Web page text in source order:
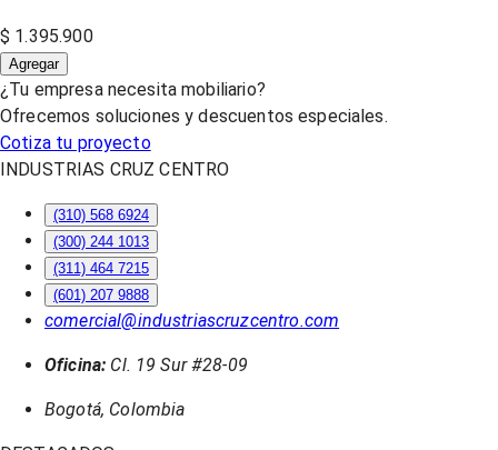
$ 1.395.900
Agregar
¿Tu empresa necesita mobiliario?
Ofrecemos soluciones y descuentos especiales.
Cotiza tu proyecto
INDUSTRIAS CRUZ CENTRO
(310) 568 6924
(300) 244 1013
(311) 464 7215
(601) 207 9888
comercial@industriascruzcentro.com
Oficina: Cl. 19 Sur #28-09
Bogotá, Colombia